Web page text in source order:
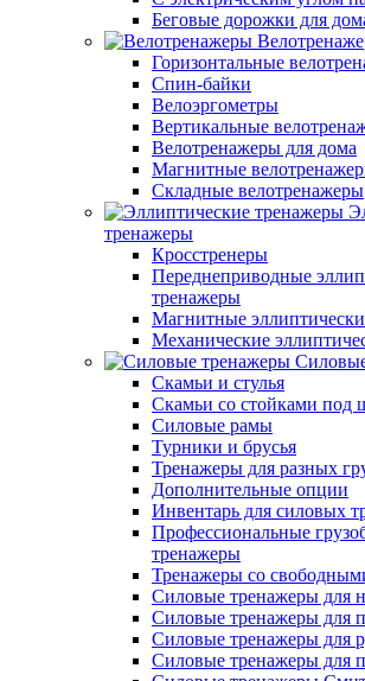
Беговые дорожки для
Горизонтальные
Спин-байки
Велоэргометры
Вертикальные
Велотренажеры для дома
Магнитные
Складные велотренажеры
тренажеры
Кросстренеры
Переднеприводные
тренажеры
Магнитные
Механические
Скамьи и стулья
Скамьи со стойками под
Силовые рамы
Турники и брусья
Тренажеры для разных
Дополнительные опции
Инвентарь для силовых
Профессиональные
тренажеры
Тренажеры со
Силовые тренажеры для
Силовые тренажеры для
Силовые тренажеры для
Силовые тренажеры для